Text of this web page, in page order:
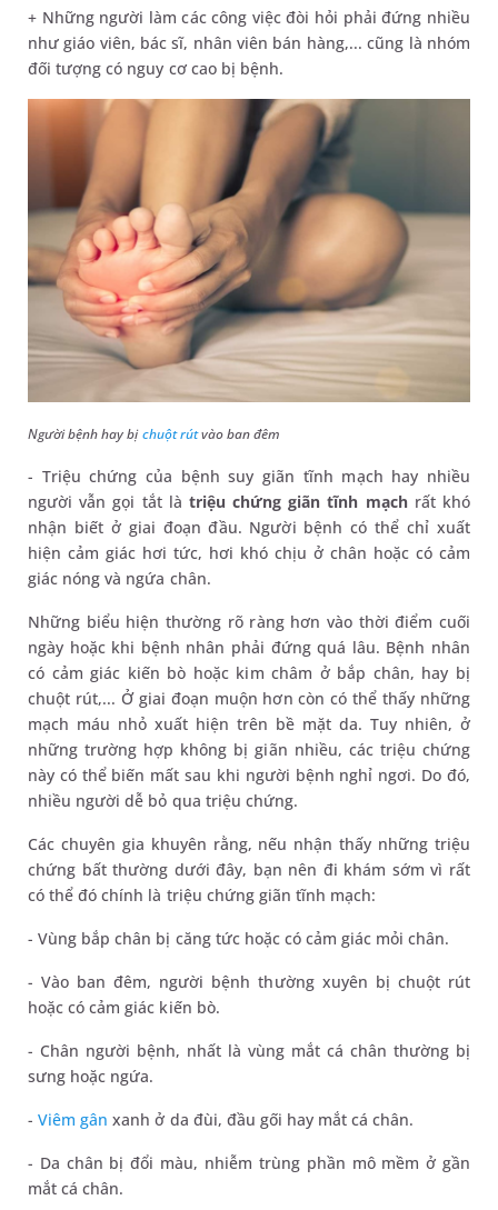
+ Những người làm các công việc đòi hỏi phải đứng nhiều
như giáo viên, bác sĩ, nhân viên bán hàng,... cũng là nhóm
đối tượng có nguy cơ cao bị bệnh.
Người bệnh hay bịchuột rútvào ban đêm
- Triệu chứng của bệnh suy giãn tĩnh mạch hay nhiều
người vẫn gọi tắt là triệu chứng giãn tĩnh mạchrất khó
nhận biết ở giai đoạn đầu. Người bệnh có thể chỉ xuất
hiện cảm giác hơi tức, hơi khó chịu ở chân hoặc có cảm
giác nóng và ngứa chân.
Những biểu hiện thường rõ ràng hơn vào thời điểm cuối
ngày hoặc khi bệnh nhân phải đứng quá lâu. Bệnh nhân
có cảm giác kiến bò hoặc kim châm ở bắp chân, hay bị
chuột rút,... Ở giai đoạn muộn hơn còn có thể thấy những
mạch máu nhỏ xuất hiện trên bề mặt da. Tuy nhiên, ở
những trường hợp không bị giãn nhiều, các triệu chứng
này có thể biến mất sau khi người bệnh nghỉ ngơi. Do đó,
nhiều người dễ bỏ qua triệu chứng.
Các chuyên gia khuyên rằng, nếu nhận thấy những triệu
chứng bất thường dưới đây, bạn nên đi khám sớm vì rất
có thể đó chính là triệu chứng giãn tĩnh mạch:
- Vùng bắp chân bị căng tức hoặc có cảm giác mỏi chân.
- Vào ban đêm, người bệnh thường xuyên bị chuột rút
hoặc có cảm giác kiến bò.
- Chân người bệnh, nhất là vùng mắt cá chân thường bị
sưng hoặc ngứa.
-Viêm gân xanh ở da đùi, đầu gối hay mắt cá chân.
- Da chân bị đổi màu, nhiễm trùng phần mô mềm ở gần
mắt cá chân.